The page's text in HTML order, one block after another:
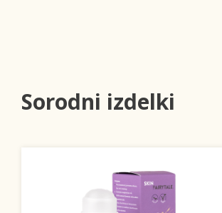
Sorodni izdelki